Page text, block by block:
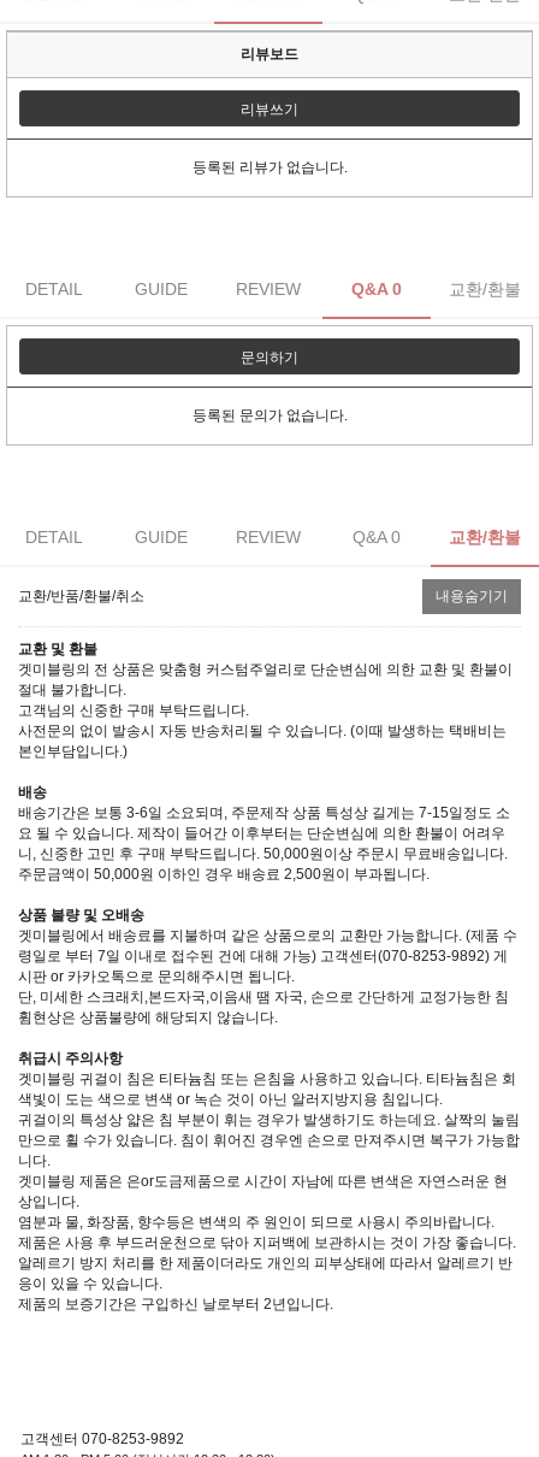
리뷰보드
리뷰쓰기
등록된 리뷰가 없습니다.
DETAIL GUIDE REVIEW Q&A 0 교환/환불
문의하기
등록된 문의가 없습니다.
DETAIL GUIDE REVIEW Q&A 0 교환/환불
교환/반품/환불/취소 내용숨기기
교환 및 환불
겟미블링의 전 상품은 맞춤형 커스텀주얼리로 단순변심에 의한 교환 및 환불이
절대 불가합니다.
고객님의 신중한 구매 부탁드립니다.
사전문의 없이 발송시 자동 반송처리될 수 있습니다. (이때 발생하는 택배비는
본인부담입니다.)
배송
배송기간은 보통 3-6일 소요되며, 주문제작 상품 특성상 길게는 7-15일정도 소
요 될 수 있습니다. 제작이 들어간 이후부터는 단순변심에 의한 환불이 어려우
니, 신중한 고민 후 구매 부탁드립니다. 50,000원이상 주문시 무료배송입니다.
주문금액이 50,000원 이하인 경우 배송료 2,500원이 부과됩니다.
상품 불량 및 오배송
겟미블링에서 배송료를 지불하며 같은 상품으로의 교환만 가능합니다. (제품 수
령일로 부터 7일 이내로 접수된 건에 대해 가능) 고객센터(070-8253-9892) 게
시판 or 카카오톡으로 문의해주시면 됩니다.
단, 미세한 스크래치,본드자국,이음새 땜 자국, 손으로 간단하게 교정가능한 침
휨현상은 상품불량에 해당되지 않습니다.
취급시 주의사항
겟미블링 귀걸이 침은 티타늄침 또는 은침을 사용하고 있습니다. 티타늄침은 회
색빛이 도는 색으로 변색 or 녹슨 것이 아닌 알러지방지용 침입니다.
귀걸이의 특성상 얇은 침 부분이 휘는 경우가 발생하기도 하는데요. 살짝의 눌림
만으로 휠 수가 있습니다. 침이 휘어진 경우엔 손으로 만져주시면 복구가 가능합
니다.
겟미블링 제품은 은or도금제품으로 시간이 자남에 따른 변색은 자연스러운 현
상입니다.
염분과 물, 화장품, 향수등은 변색의 주 원인이 되므로 사용시 주의바랍니다.
제품은 사용 후 부드러운천으로 닦아 지퍼백에 보관하시는 것이 가장 좋습니다.
알레르기 방지 처리를 한 제품이더라도 개인의 피부상태에 따라서 알레르기 반
응이 있을 수 있습니다.
제품의 보증기간은 구입하신 날로부터 2년입니다.
고객센터 070-8253-9892